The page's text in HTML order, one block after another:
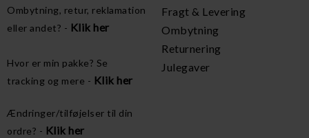
Ombytning, retur, reklamation
eller andet? - Klik her
Hvor er min pakke? Se
tracking og mere - Klik her
Ændringer/tilføjelser til din
ordre? - Klik her
Fragt & Levering
Ombytning
Returnering
Julegaver